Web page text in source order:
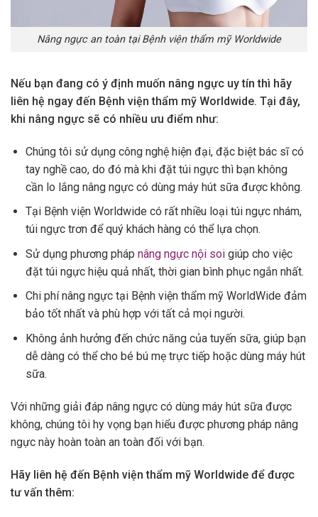
Nâng ngực an toàn tại Bệnh viện thẩm mỹ Worldwide
Nếu bạn đang có ý định muốn nâng ngực uy tín thì hãy
liên hệ ngay đến Bệnh viện thẩm mỹ Worldwide. Tại đây,
khi nâng ngực sẽ có nhiều ưu điểm như:
Chúng tôi sử dụng công nghệ hiện đại, đặc biệt bác sĩ có
tay nghề cao, do đó mà khi đặt túi ngực thì bạn không
cần lo lắng nâng ngực có dùng máy hút sữa được không.
Tại Bệnh viện Worldwide có rất nhiều loại túi ngực nhám,
túi ngực trơn để quý khách hàng có thể lựa chọn.
Sử dụng phương pháp nâng ngực nội soigiúp cho việc
đặt túi ngực hiệu quả nhất, thời gian bình phục ngắn nhất.
Chi phí nâng ngực tại Bệnh viện thẩm mỹ WorldWide đảm
bảo tốt nhất và phù hợp với tất cả mọi người.
Không ảnh hưởng đến chức năng của tuyến sữa, giúp bạn
dễ dàng có thể cho bé bú mẹ trực tiếp hoặc dùng máy hút
sữa.
Với những giải đáp nâng ngực có dùng máy hút sữa được
không, chúng tôi hy vọng bạn hiểu được phương pháp nâng
ngực này hoàn toàn an toàn đối với bạn.
Hãy liên hệ đến Bệnh viện thẩm mỹ Worldwide để được
tư vấn thêm: